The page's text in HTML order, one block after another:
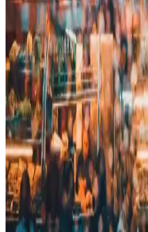
Yenigeldi silikon pipet
şişeler için hijyenik ve
Yenigeldi tarafından tasarlanan
bardak ve şişelerle uyumlu,
içeceklerinizi güvende tutar, şık
Migros Mini
Taşınabilir Serinlik
Migros mini vantilatörleri, uygun
modelleriyle yaz aylarında serin
seçenekleriyle kullanım
Blooma Wsh Gravity ve
Şezlong Karşılaştırması